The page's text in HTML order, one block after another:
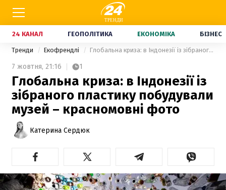
24 КАНАЛ ГЕОПОЛІТИКА ЕКОНОМІКА БІЗНЕС
Тренди Екофрендлі Глобальна криза: в Індонезії із зібраного пластику побудували музей – красномовні фото
7 жовтня, 21:16 1
Глобальна криза: в Індонезії із
зібраного пластику побудували
музей – красномовні фото
Катерина Сердюк